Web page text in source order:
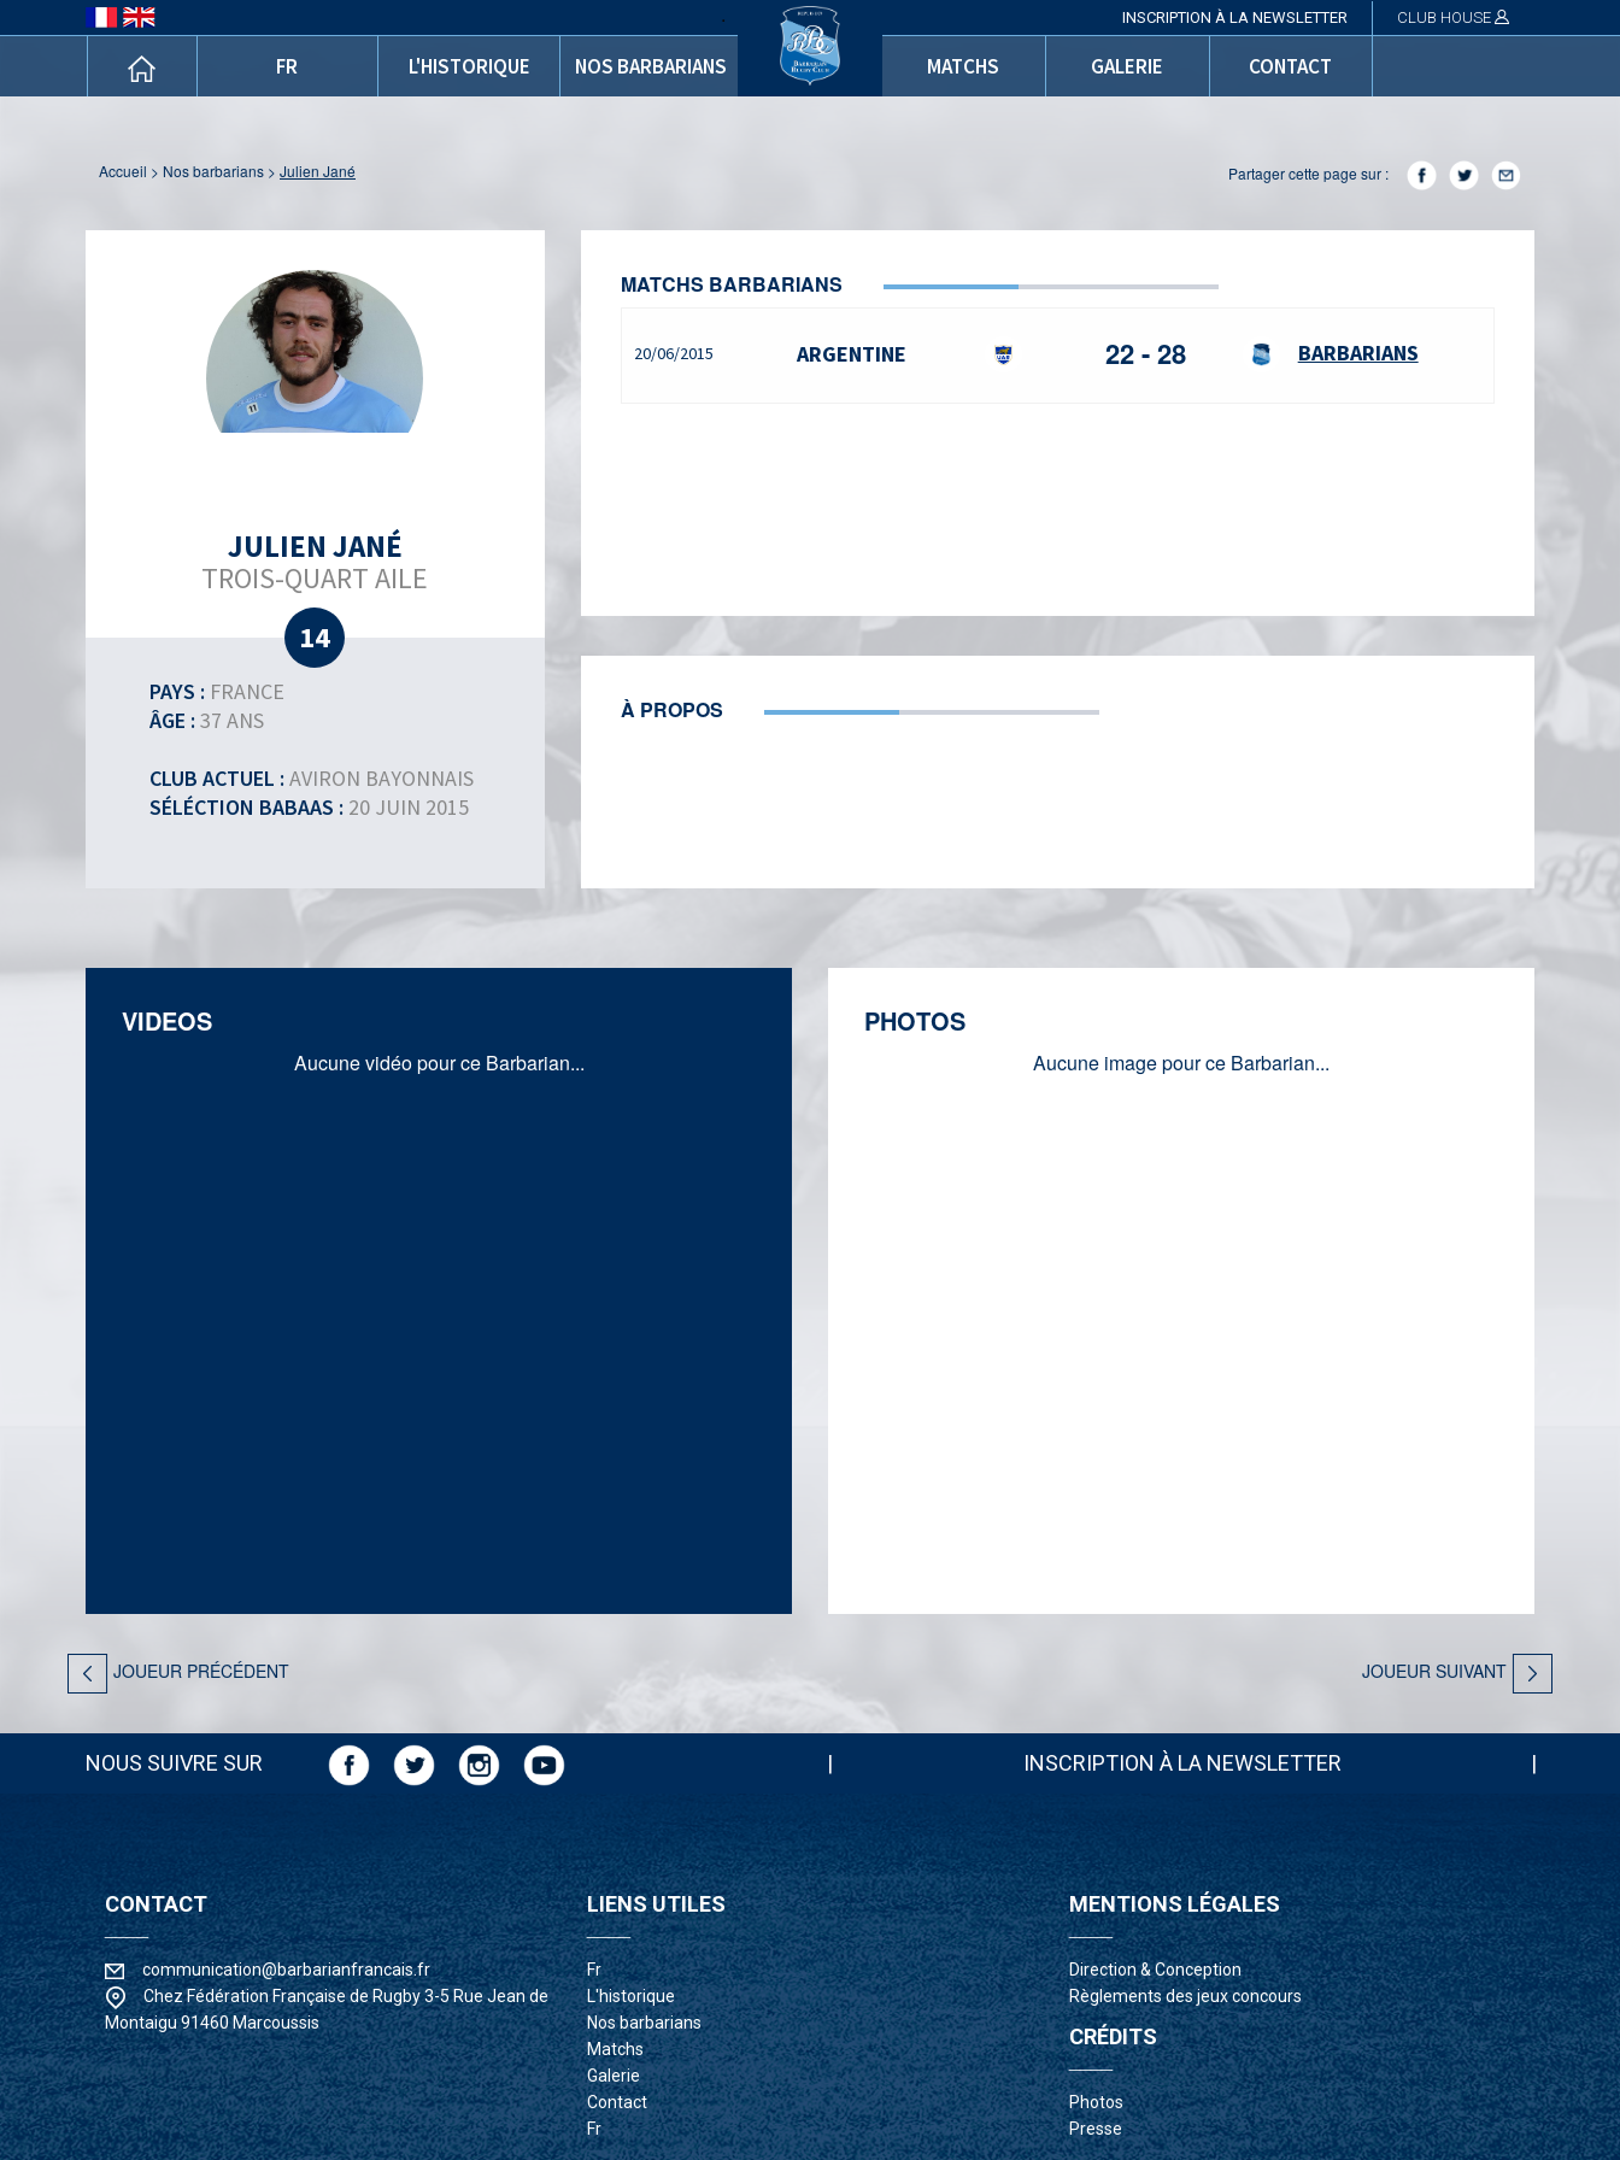
. INSCRIPTION À LA NEWSLETTER CLUB HOUSE
FR L'HISTORIQUE NOS BARBARIANS MATCHS GALERIE CONTACT
accueil > nos barbarians > Julien Jané partager cette page sur :
JULIEN JANÉ
TROIS-QUART AILE
14
PAYS : FRANCE
ÂGE :37 ANS
CLUB ACTUEL :AVIRON BAYONNAIS
SÉLÉCTION BABAAS : 20 JUIN 2015
MATCHS BARBARIANS
20/06/2015 ARGENTINE 22 - 28 BARBARIANS
À PROPOS
VIDEOS
Aucune vidéo pour ce Barbarian...
PHOTOS
Aucune image pour ce Barbarian...
JOUEUR PRÉCÉDENT JOUEUR SUIVANT
NOUS SUIVRE SUR | INSCRIPTION À LA NEWSLETTER |
CONTACT
____
communication@barbarianfrancais.fr
Chez Fédération Française de Rugby 3-5 Rue Jean de
Montaigu 91460 Marcoussis
LIENS UTILES
____
fr
l'historique
nos barbarians
matchs
galerie
contact
fr
MENTIONS LÉGALES
____
Direction & Conception
Règlements des jeux concours
CRÉDITS
____
photos
presse